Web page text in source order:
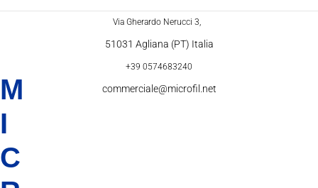
M
I
C
Via Gherardo Nerucci 3,
51031 Agliana (PT) Italia
+39 0574683240
commerciale@microfil.net